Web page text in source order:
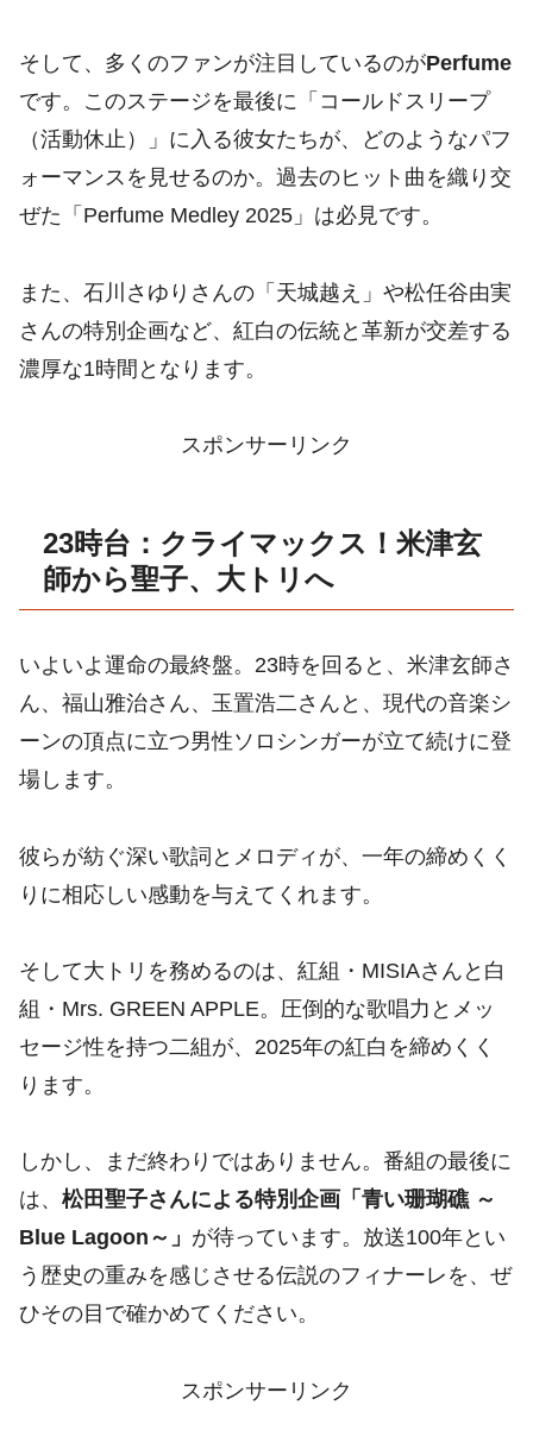
そして、多くのファンが注目しているのがPerfume
です。このステージを最後に「コールドスリープ
（活動休止）」に入る彼女たちが、どのようなパフ
ォーマンスを見せるのか。過去のヒット曲を織り交
ぜた「Perfume Medley 2025」は必見です。
また、石川さゆりさんの「天城越え」や松任谷由実
さんの特別企画など、紅白の伝統と革新が交差する
濃厚な1時間となります。
スポンサーリンク
23時台：クライマックス！米津玄
師から聖子、大トリへ
いよいよ運命の最終盤。23時を回ると、米津玄師さ
ん、福山雅治さん、玉置浩二さんと、現代の音楽シ
ーンの頂点に立つ男性ソロシンガーが立て続けに登
場します。
彼らが紡ぐ深い歌詞とメロディが、一年の締めくく
りに相応しい感動を与えてくれます。
そして大トリを務めるのは、紅組・MISIAさんと白
組・Mrs. GREEN APPLE。圧倒的な歌唱力とメッ
セージ性を持つ二組が、2025年の紅白を締めくく
ります。
しかし、まだ終わりではありません。番組の最後に
は、 松田聖子さんによる特別企画「青い珊瑚礁 ～
Blue Lagoon～」 が待っています。放送100年とい
う歴史の重みを感じさせる伝説のフィナーレを、ぜ
ひその目で確かめてください。
スポンサーリンク